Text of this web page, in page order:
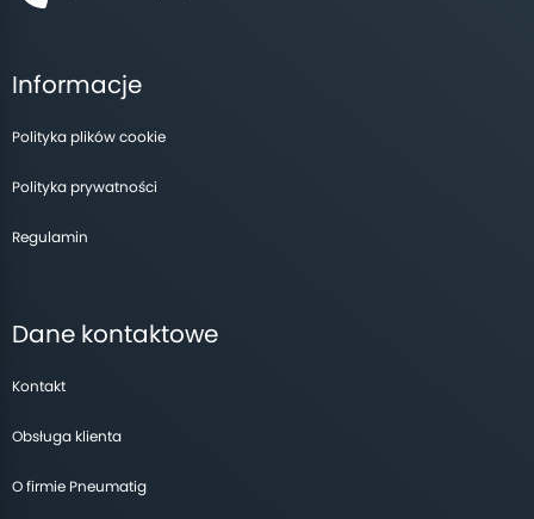
Informacje
Polityka plików cookie
Polityka prywatności
Regulamin
Dane kontaktowe
Kontakt
Obsługa klienta
O firmie Pneumatig